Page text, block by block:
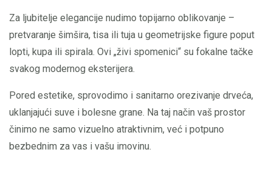
Za ljubitelje elegancije nudimo topijarno oblikovanje –
pretvaranje šimšira, tisa ili tuja u geometrijske figure poput
lopti, kupa ili spirala. Ovi „živi spomenici“ su fokalne tačke
svakog modernog eksterijera.
Pored estetike, sprovodimo i sanitarno orezivanje drveća,
uklanjajući suve i bolesne grane. Na taj način vaš prostor
činimo ne samo vizuelno atraktivnim, već i potpuno
bezbednim za vas i vašu imovinu.